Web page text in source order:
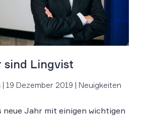
sind Lingvist
19 Dezember 2019 | Neuigkeiten
neue Jahr mit einigen wichtigen